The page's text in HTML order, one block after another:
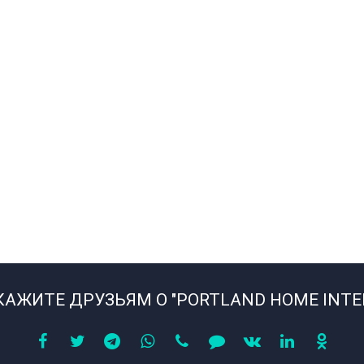
ДРУЗЬЯМ О "PORTLAND HOME